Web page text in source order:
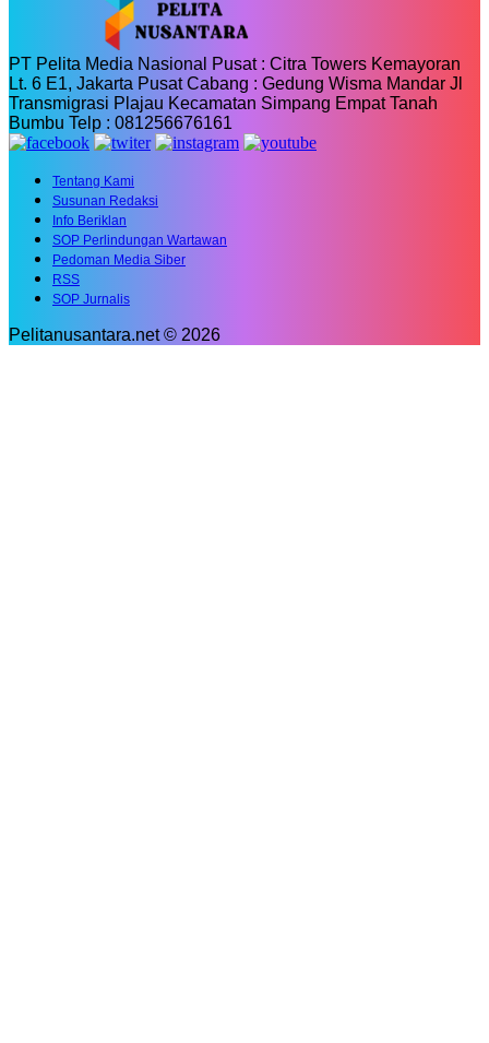
PT Pelita Media Nasional Pusat : Citra Towers Kemayoran
Lt. 6 E1, Jakarta Pusat Cabang : Gedung Wisma Mandar Jl
Transmigrasi Plajau Kecamatan Simpang Empat Tanah
Bumbu Telp : 081256676161
Tentang Kami
Susunan Redaksi
Info Beriklan
SOP Perlindungan Wartawan
Pedoman Media Siber
RSS
SOP Jurnalis
Pelitanusantara.net © 2026